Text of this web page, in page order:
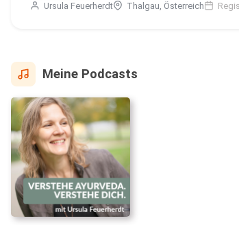
Ursula Feuerherdt Thalgau, Österreich
Meine Podcasts